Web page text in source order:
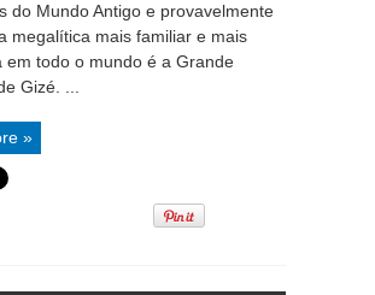
do Mundo Antigo e provavelmente
megalítica mais familiar e mais
em todo o mundo é a Grande
Gizé. ...
»